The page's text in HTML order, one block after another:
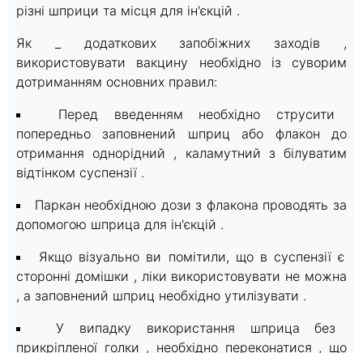
різні шприци та місця для ін'єкцій .
Як _ додаткових запобіжних заходів ,
використовувати вакцину необхідно із суворим
дотриманням основних правил:
Перед введенням необхідно струсити
попередньо заповнений шприц або флакон до
отримання однорідний , каламутний з білуватим
відтінком суспензії .
Паркан необхідною дози з флакона проводять за
допомогою шприца для ін'єкцій .
Якщо візуально ви помітили, що в суспензії є
сторонні домішки , ліки використовувати не можна
, а заповнений шприц необхідно утилізувати .
У випадку використання шприца без
прикріпленої голки , необхідно переконатися , що